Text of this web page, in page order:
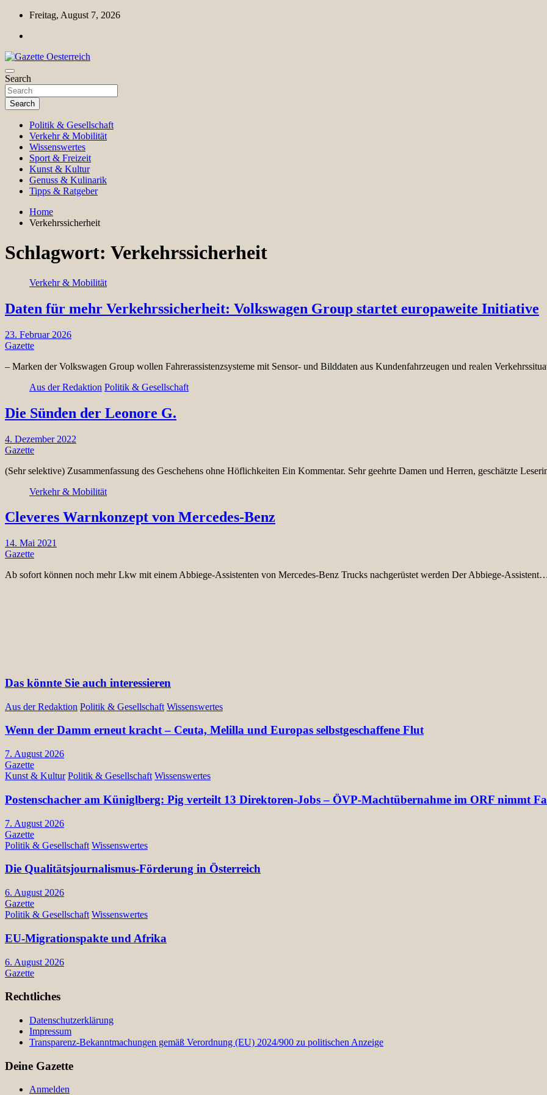
Skip
content
Freitag, August 7, 2026
Gazette Oesterreich
Magazin für Freizeit, Politik, Kultur & Wissenschaft
Search
Search
Politik & Gesellschaft
Verkehr & Mobilität
Wissenswertes
Sport & Freizeit
Kunst & Kultur
Genuss & Kulinarik
Tipps & Ratgeber
Home
Verkehrssicherheit
Schlagwort: Verkehrssicherheit
Verkehr & Mobilität
Daten für mehr Verkehrssicherheit: Volkswagen Group startet europaweite Initiative
23. Februar 2026
Gazette
– Marken der Volkswagen Group wollen Fahrerassistenzsysteme mit Sensor- und Bilddaten aus Kundenfahrzeugen und realen
Aus der Redaktion Politik & Gesellschaft
Die Sünden der Leonore G.
4. Dezember 2022
Gazette
(Sehr selektive) Zusammenfassung des Geschehens ohne Höflichkeiten Ein Kommentar. Sehr geehrte Damen und Herren, geschätzte
Verkehr & Mobilität
Cleveres Warnkonzept von Mercedes-Benz
14. Mai 2021
Gazette
Ab sofort können noch mehr Lkw mit einem Abbiege-Assistenten von Mercedes-Benz Trucks nachgerüstet werden Der Abbiege-
Das könnte Sie auch interessieren
Aus der Redaktion Politik & Gesellschaft Wissenswertes
Wenn der Damm erneut kracht – Ceuta, Melilla und Europas selbstgeschaffene Flut
7. August 2026
Gazette
Kunst & Kultur Politik & Gesellschaft Wissenswertes
Postenschacher am Küniglberg: Pig verteilt 13 Direktoren-Jobs – ÖVP-Machtübernahme im ORF nimmt
7. August 2026
Gazette
Politik & Gesellschaft Wissenswertes
Die Qualitätsjournalismus-Förderung in Österreich
6. August 2026
Gazette
Politik & Gesellschaft Wissenswertes
EU-Migrationspakte und Afrika
6. August 2026
Gazette
Rechtliches
Datenschutzerklärung
Impressum
Transparenz-Bekanntmachungen gemäß Verordnung (EU) 2024/900 zu politischen Anzeige
Deine Gazette
Anmelden